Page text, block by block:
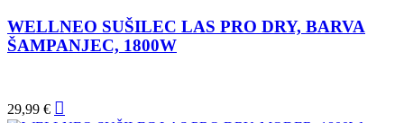
WELLNEO SUŠILEC LAS PRO DRY, BARVA
ŠAMPANJEC, 1800W
29,99 €